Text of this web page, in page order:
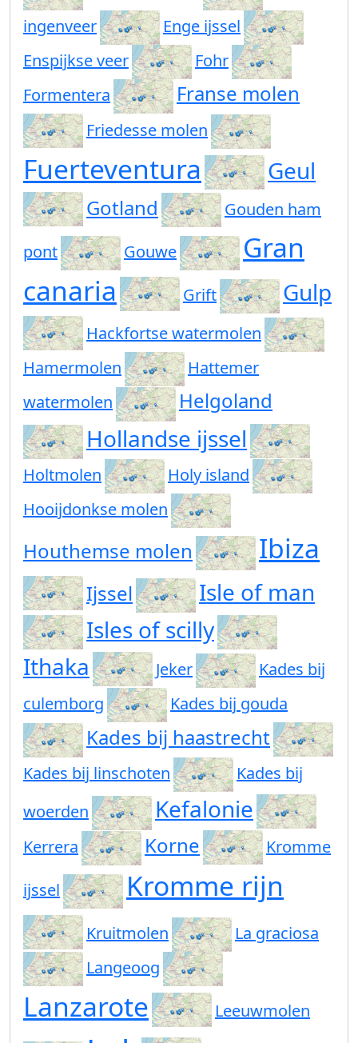
ingenveer
Enge ijssel
Enspijkse veer
Fohr
Formentera
Franse molen
Friedesse molen
Fuerteventura Geul
Gotland
Gouden ham
pont
Gouwe
Gran
canaria
Grift Gulp
Hackfortse watermolen
Hamermolen
Hattemer
watermolen
Helgoland
Hollandse ijssel
Holtmolen
Holy island
Hooijdonkse molen
Houthemse molen Ibiza
Ijssel
Isle of man
Isles of scilly
Ithaka
Jeker
Kades bij
culemborg
Kades bij gouda
Kades bij haastrecht
Kades bij linschoten
Kades bij
woerden
Kefalonie
Kerrera Korne Kromme
ijssel Kromme rijn
Kruitmolen
La graciosa
Langeoog
Lanzarote Leeuwmolen